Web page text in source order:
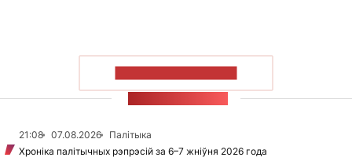
21:08 07.08.2026
Палітыка
Хроніка палітычных рэпрэсій за 6–7 жніўня 2026 года